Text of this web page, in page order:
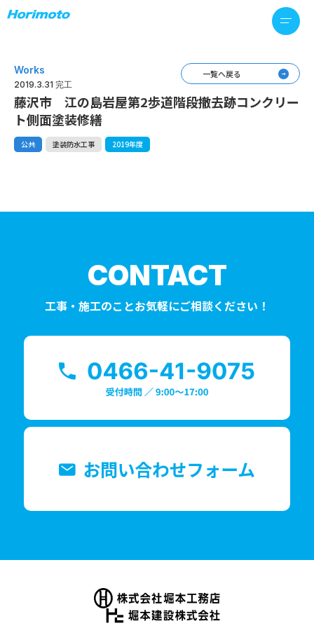
Works
2019.3.31 完工
藤沢市 江の島岩屋第2歩道階段撤去跡コンクリー
ト側面塗装修繕
公共 塗装防水工事 2019年度
一覧へ戻る
CONTACT
工事・施工のことお気軽にご相談ください！